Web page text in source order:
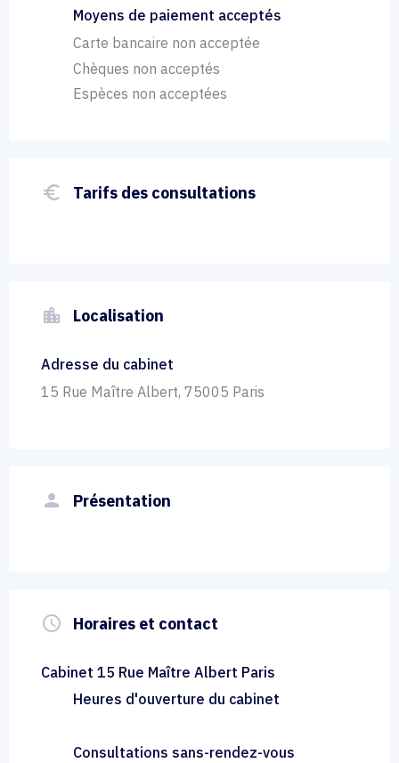
Moyens de paiement acceptés
Carte bancaire non acceptée
Chèques non acceptés
Espèces non acceptées
euro_symbol Tarifs des consultations
location_city Localisation
Adresse du cabinet
15 Rue Maître Albert, 75005 Paris
person Présentation
query_builder Horaires et contact
Cabinet 15 Rue Maître Albert Paris
Heures d'ouverture du cabinet
Consultations sans-rendez-vous